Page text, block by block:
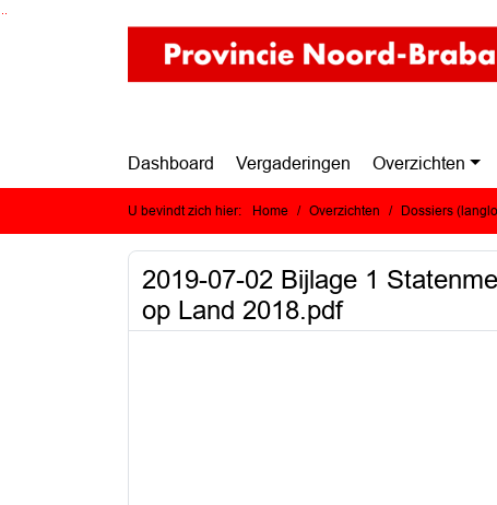
Ga naar de inhoud van deze pagina
Ga naar het zoeken
Ga naar het menu
Dashboard Vergaderingen Overzichten
U bevindt zich hier: Home Overzichten Dossiers
2019-07-02 Bijlage 1
op Land 2018.pdf